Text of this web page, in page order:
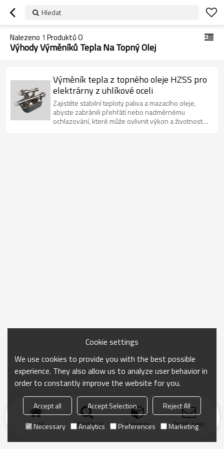
Hledat
Nalezeno 1 Produktů O
Výhody Výměníků Tepla Na Topný Olej
Výměník tepla z topného oleje HZSS pro
elektrárny z uhlíkové oceli
Zajistěte stabilní teploty paliva a mazacího oleje,
abyste zabránili přehřátí nebo nadměrnému
ochlazování, které může ovlivnit výkon a životnost
Domů Vyhledávání kategorie Poslat dotaz
Cookie settings
We use cookies to provide you with the best possible
experience. They also allow us to analyze user behavior in
order to constantly improve the website for you.
Accept all Accept Selection
Reject All
Necessary
Analytics Preferences Marketing